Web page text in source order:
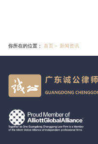
你所在的位置： 首页 ＞ 新闻资讯